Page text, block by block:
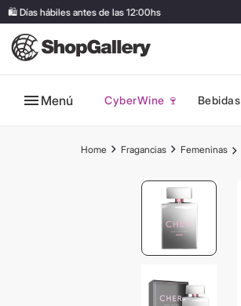
hábiles antes de las 12:00hs
Menú CyberWine 🍷 Bebidas
Fragancias Femeninas